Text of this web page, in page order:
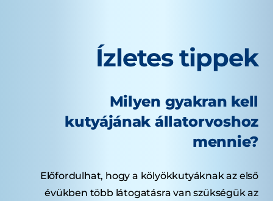
Ízletes tippek
Milyen gyakran kell
kutyájának állatorvoshoz
mennie?
Előfordulhat, hogy a kölyökkutyáknak az első
évükben több látogatásra van szükségük az